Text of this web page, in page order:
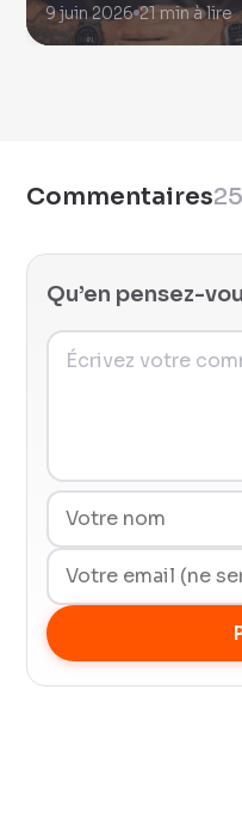
9 juin 2026 21 min à lire
Commentaires25
Qu’en pensez-